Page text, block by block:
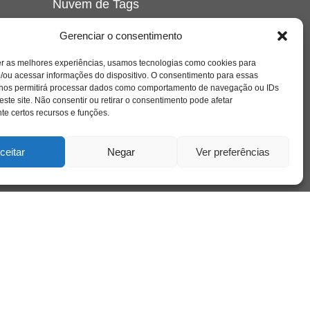
Gerenciar o consentimento
as melhores experiências, usamos tecnologias como cookies para
ou acessar informações do dispositivo. O consentimento para essas
permitirá processar dados como comportamento de navegação ou IDs
site. Não consentir ou retirar o consentimento pode afetar
certos recursos e funções.
Negar Ver preferências
Nuvem de Tags
crianca cuidado cultura depressao
educação família filme
freud infância insight jung liberdade livro
loucura luto maternidade
psicologia relato